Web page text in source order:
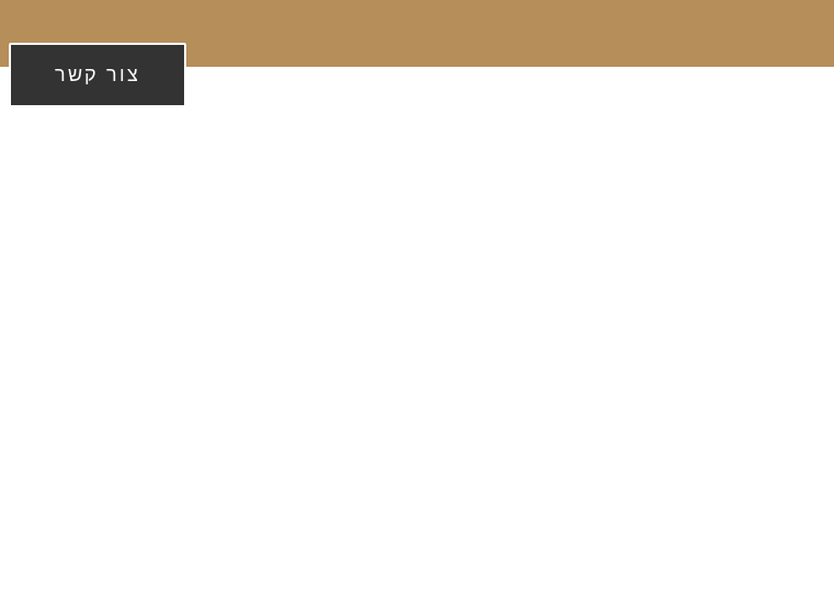
צור קשר